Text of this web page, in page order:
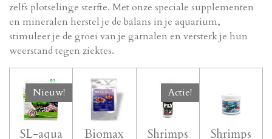
zelfs plotselinge sterfte. Met onze speciale supplementen
en mineralen herstel je de balans in je aquarium,
stimuleer je de groei van je garnalen en versterk je hun
weerstand tegen ziektes.
Nieuw!
SL-aqua
Biomax
Actie!
Shrimps
Shrimps